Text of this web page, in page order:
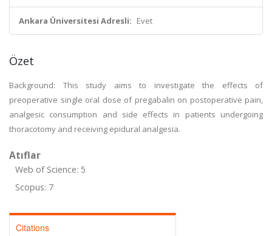
Ankara Üniversitesi Adresli: Evet
Özet
Background: This study aims to investigate the effects of
preoperative single oral dose of pregabalin on postoperative pain,
analgesic consumption and side effects in patients undergoing
thoracotomy and receiving epidural analgesia.
Atıflar
Web of Science: 5
Scopus: 7
Citations